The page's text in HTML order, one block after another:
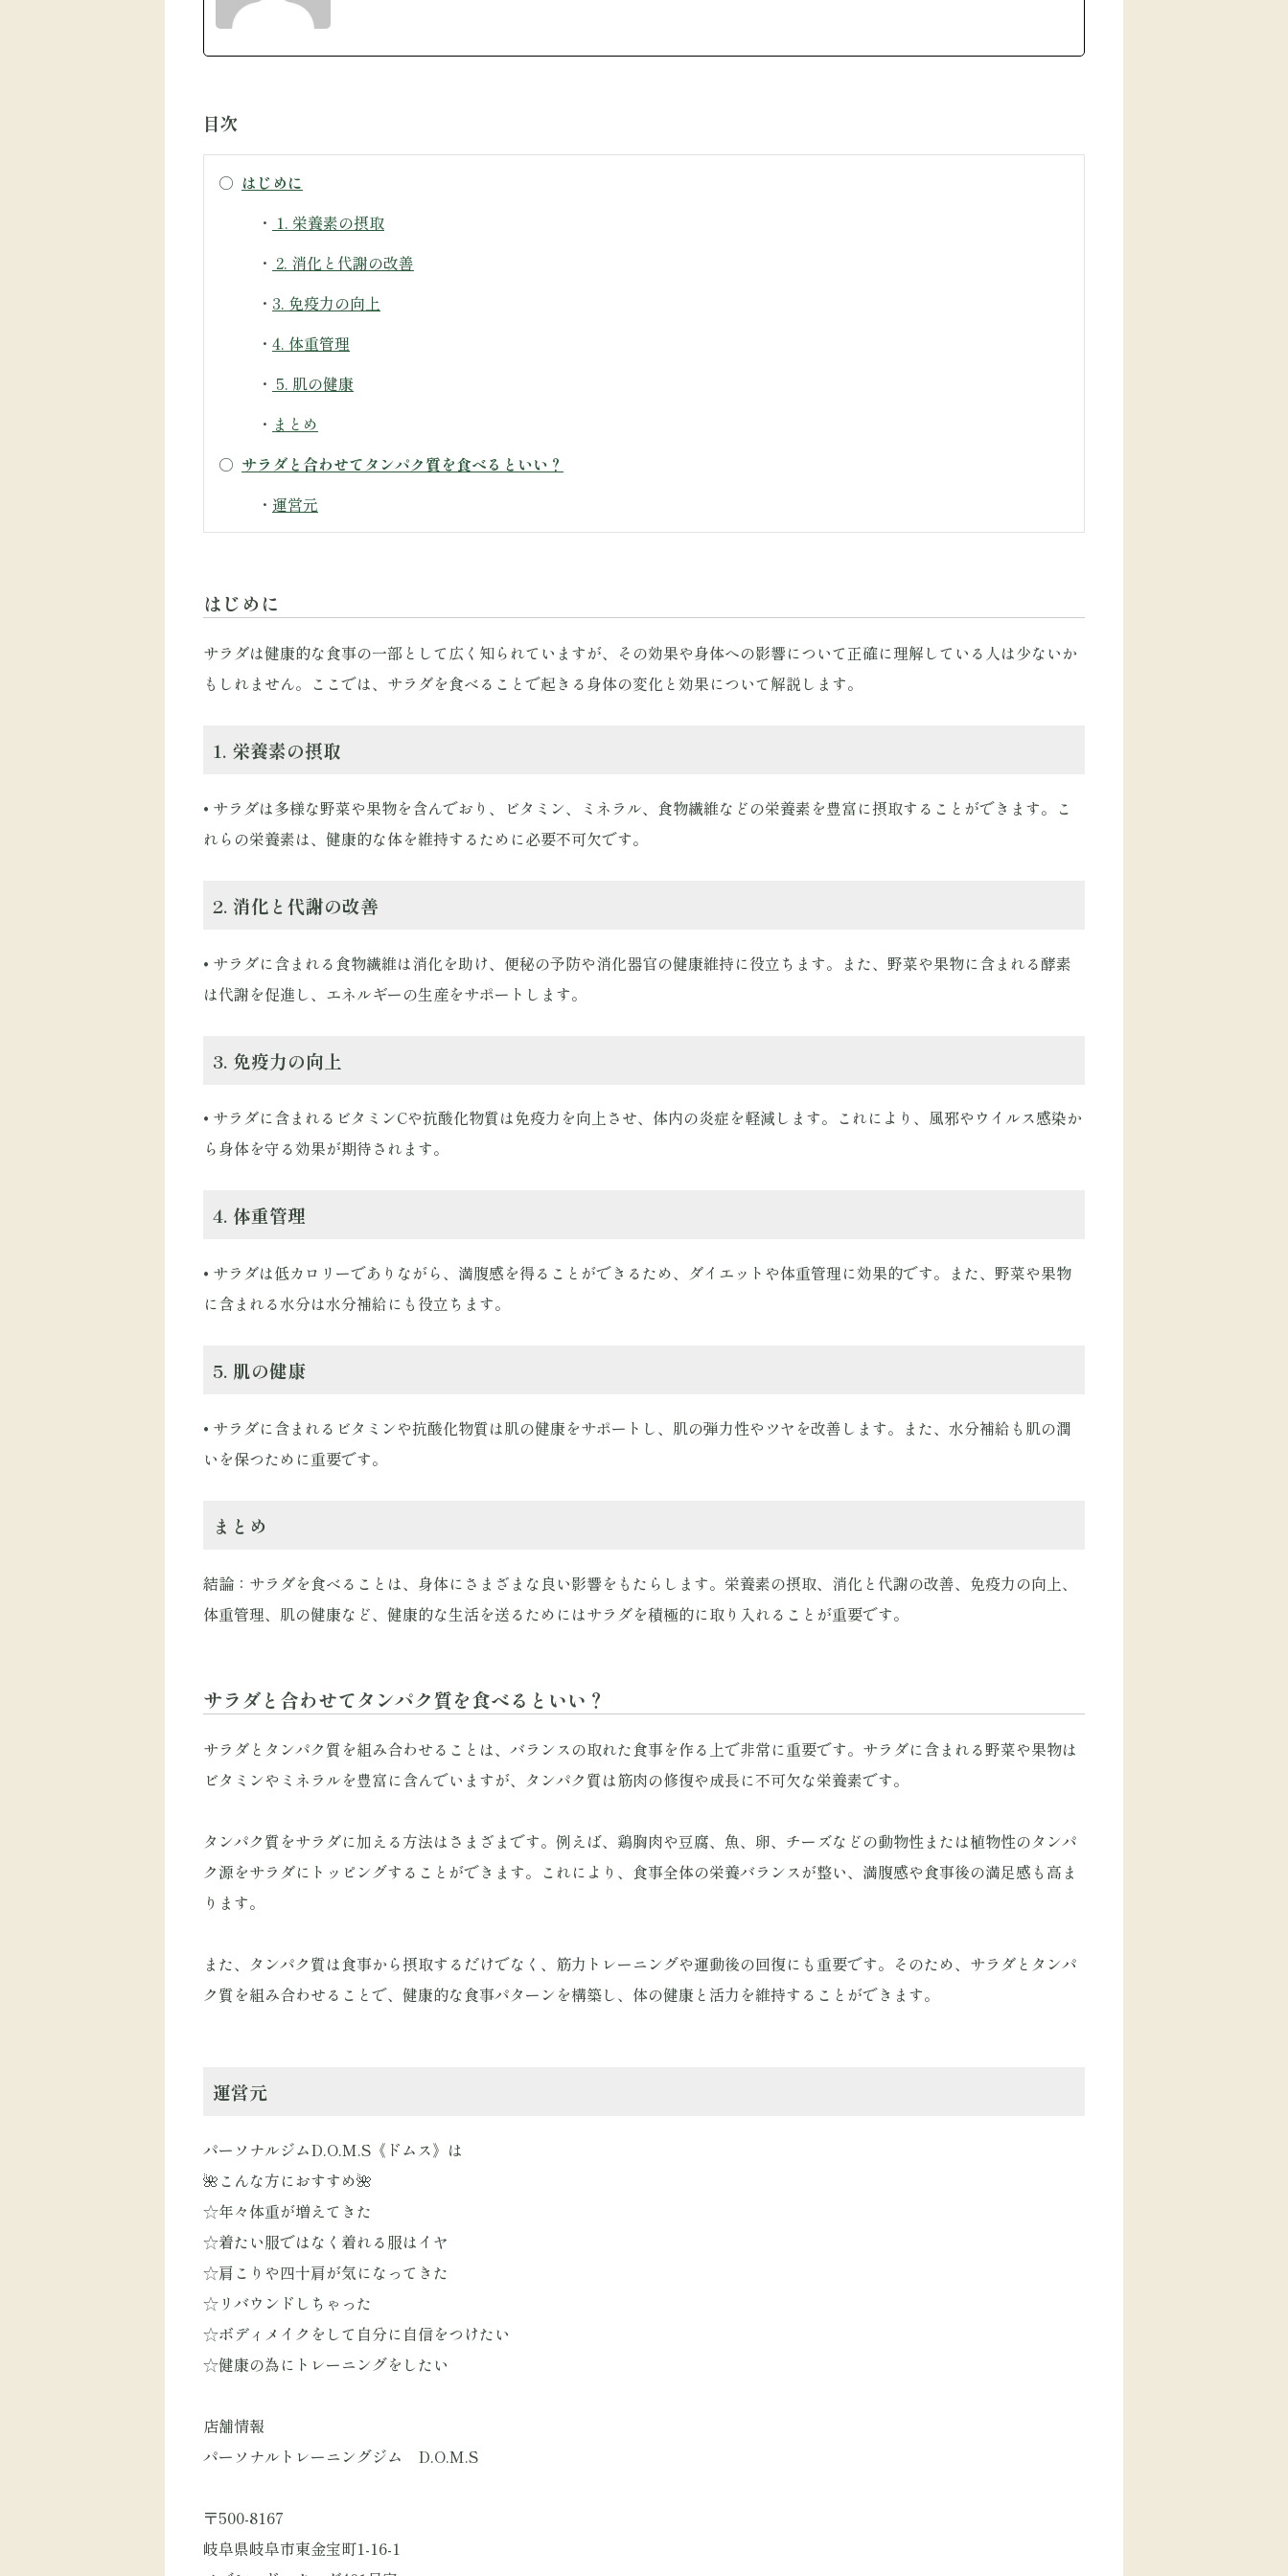
目次
○ はじめに
・ 1. 栄養素の摂取
・ 2. 消化と代謝の改善
・ 3. 免疫力の向上
・ 4. 体重管理
・ 5. 肌の健康
・ まとめ
○ サラダと合わせてタンパク質を食べるといい？
・ 運営元
はじめに
サラダは健康的な食事の一部として広く知られていますが、その効果や身体への影響について正確に理解している人は少ないか
もしれません。ここでは、サラダを食べることで起きる身体の変化と効果について解説します。
1. 栄養素の摂取
• サラダは多様な野菜や果物を含んでおり、ビタミン、ミネラル、食物繊維などの栄養素を豊富に摂取することができます。こ
れらの栄養素は、健康的な体を維持するために必要不可欠です。
2. 消化と代謝の改善
• サラダに含まれる食物繊維は消化を助け、便秘の予防や消化器官の健康維持に役立ちます。また、野菜や果物に含まれる酵素
は代謝を促進し、エネルギーの生産をサポートします。
3. 免疫力の向上
• サラダに含まれるビタミンCや抗酸化物質は免疫力を向上させ、体内の炎症を軽減します。これにより、風邪やウイルス感染か
ら身体を守る効果が期待されます。
4. 体重管理
• サラダは低カロリーでありながら、満腹感を得ることができるため、ダイエットや体重管理に効果的です。また、野菜や果物
に含まれる水分は水分補給にも役立ちます。
5. 肌の健康
• サラダに含まれるビタミンや抗酸化物質は肌の健康をサポートし、肌の弾力性やツヤを改善します。また、水分補給も肌の潤
いを保つために重要です。
まとめ
結論：サラダを食べることは、身体にさまざまな良い影響をもたらします。栄養素の摂取、消化と代謝の改善、免疫力の向上、
体重管理、肌の健康など、健康的な生活を送るためにはサラダを積極的に取り入れることが重要です。
サラダと合わせてタンパク質を食べるといい？
サラダとタンパク質を組み合わせることは、バランスの取れた食事を作る上で非常に重要です。サラダに含まれる野菜や果物は
ビタミンやミネラルを豊富に含んでいますが、タンパク質は筋肉の修復や成長に不可欠な栄養素です。
タンパク質をサラダに加える方法はさまざまです。例えば、鶏胸肉や豆腐、魚、卵、チーズなどの動物性または植物性のタンパ
ク源をサラダにトッピングすることができます。これにより、食事全体の栄養バランスが整い、満腹感や食事後の満足感も高ま
ります。
また、タンパク質は食事から摂取するだけでなく、筋力トレーニングや運動後の回復にも重要です。そのため、サラダとタンパ
ク質を組み合わせることで、健康的な食事パターンを構築し、体の健康と活力を維持することができます。
運営元
パーソナルジムD.O.M.S《ドムス》は
🌺こんな方におすすめ🌺
☆年々体重が増えてきた
☆着たい服ではなく着れる服はイヤ
☆肩こりや四十肩が気になってきた
☆リバウンドしちゃった
☆ボディメイクをして自分に自信をつけたい
☆健康の為にトレーニングをしたい
店舗情報
パーソナルトレーニングジム D.O.M.S
〒500-8167
岐阜県岐阜市東金宝町1-16-1